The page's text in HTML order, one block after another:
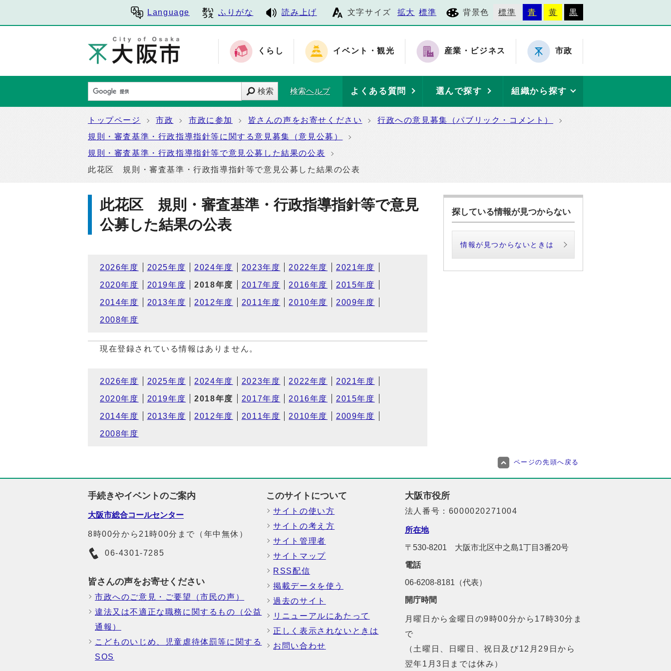
Language ふりがな 読み上げ 文字サイズ 拡大 標準 背景色 標準 青 黄 黒
くらし イベント・観光 産業・ビジネス 市政
検索 検索ヘルプ よくある質問 選んで探す 組織から探す
トップページ 市政 市政に参加 皆さんの声をお寄せください
行政への意見募集（パブリック・コメント）
規則・審査基準・行政指導指針等に関する意見募集（意見公募）
規則・審査基準・行政指導指針等で意見公募した結果の公表
此花区 規則・審査基準・行政指導指針等で意見公募した結果の公表
此花区 規則・審査基準・行政指導指針等で意見
公募した結果の公表
2026年度 2025年度 2024年度 2023年度 2022年度 2021年度
2020年度 2019年度 2018年度 2017年度 2016年度 2015年度
2014年度 2013年度 2012年度 2011年度 2010年度 2009年度
2008年度
現在登録されている情報はありません。
2026年度 2025年度 2024年度 2023年度 2022年度 2021年度
2020年度 2019年度 2018年度 2017年度 2016年度 2015年度
2014年度 2013年度 2012年度 2011年度 2010年度 2009年度
2008年度
探している情報が見つからない
情報が見つからないときは
ページの先頭へ戻る
手続きやイベントのご案内
大阪市総合コールセンター
8時00分から21時00分まで（年中無休）
06-4301-7285
皆さんの声をお寄せください
市政へのご意見・ご要望（市民の声）
違法又は不適正な職務に関するもの（公益
通報）
こどものいじめ、児童虐待体罰等に関する
SOS
このサイトについて
サイトの使い方
サイトの考え方
サイト管理者
サイトマップ
RSS配信
掲載データを使う
過去のサイト
リニューアルにあたって
正しく表示されないときは
お問い合わせ
大阪市役所
法人番号：6000020271004
所在地
〒530-8201 大阪市北区中之島1丁目3番20号
電話
06-6208-8181（代表）
開庁時間
月曜日から金曜日の9時00分から17時30分ま
で
（土曜日、日曜日、祝日及び12月29日から
翌年1月3日までは休み）